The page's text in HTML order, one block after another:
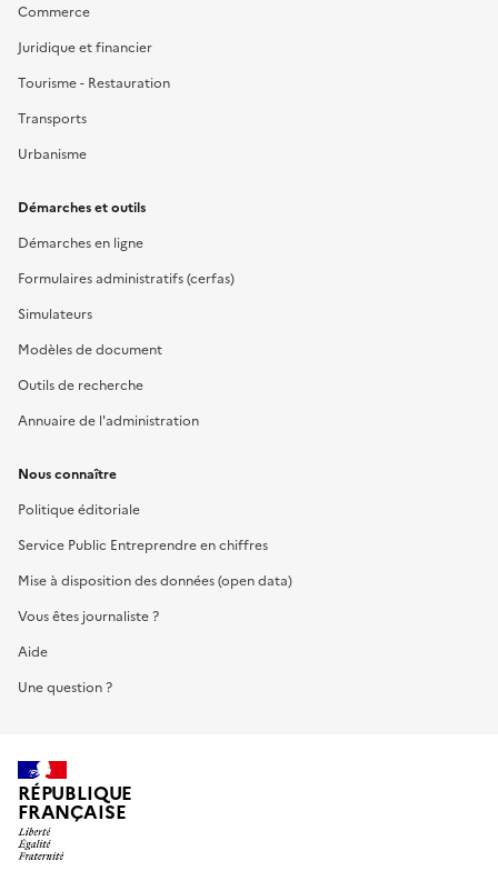
Commerce
Juridique et financier
Tourisme - Restauration
Transports
Urbanisme
Démarches et outils
Démarches en ligne
Formulaires administratifs (cerfas)
Simulateurs
Modèles de document
Outils de recherche
Annuaire de l'administration
Nous connaître
Politique éditoriale
Service Public Entreprendre en chiffres
Mise à disposition des données (open data)
Vous êtes journaliste ?
Aide
Une question ?
RÉPUBLIQUE
FRANÇAISE